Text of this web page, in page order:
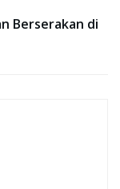
Berserakan di